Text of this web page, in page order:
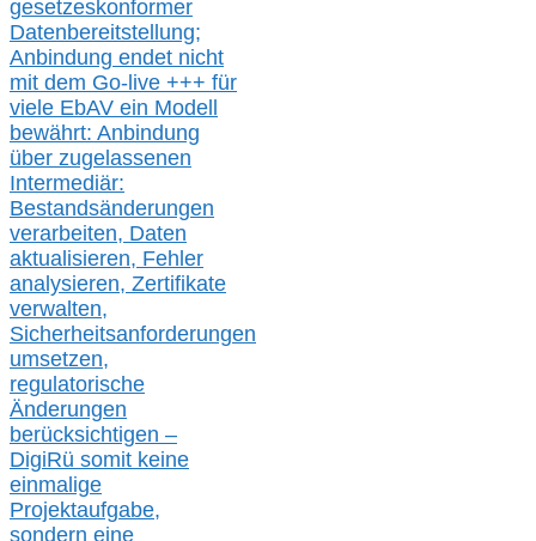
gesetzeskonformer
Datenbereitstellung;
Anbindung endet nicht
mit dem Go-live +++ für
viele EbAV ein Modell
bewährt: Anbindung
über zugelassenen
Intermediär:
Bestandsänderungen
verarbeiten, Daten
aktualisieren, Fehler
analysieren, Zertifikate
verwalten,
Sicherheitsanforderungen
umsetzen,
regulatorische
Änderungen
berücksichtigen –
DigiRü somit keine
einmalige
Projektaufgabe,
sondern eine